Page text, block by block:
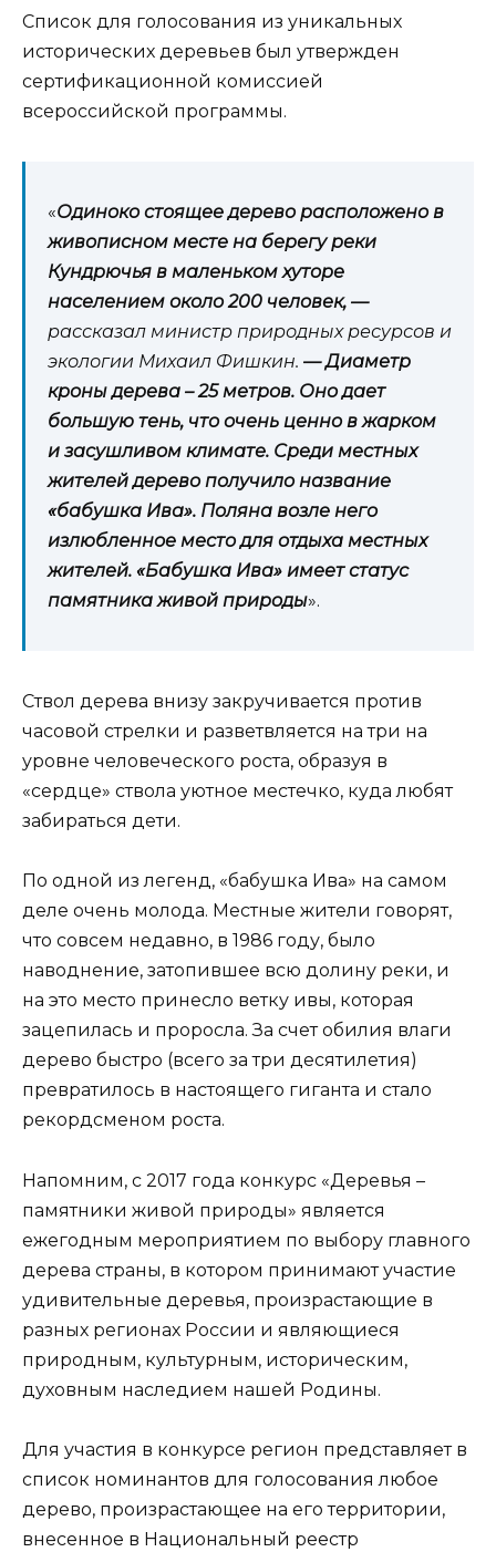
Список для голосования из уникальных
исторических деревьев был утвержден
сертификационной комиссией
всероссийской программы.
«Одиноко стоящее дерево расположено в
живописном месте на берегу реки
Кундрючья в маленьком хуторе
населением около 200 человек, —
рассказал министр природных ресурсов и
экологии Михаил Фишкин. — Диаметр
кроны дерева – 25 метров. Оно дает
большую тень, что очень ценно в жарком
и засушливом климате. Среди местных
жителей дерево получило название
«бабушка Ива». Поляна возле него
излюбленное место для отдыха местных
жителей. «Бабушка Ива» имеет статус
памятника живой природы».
Ствол дерева внизу закручивается против
часовой стрелки и разветвляется на три на
уровне человеческого роста, образуя в
«сердце» ствола уютное местечко, куда любят
забираться дети.
По одной из легенд, «бабушка Ива» на самом
деле очень молода. Местные жители говорят,
что совсем недавно, в 1986 году, было
наводнение, затопившее всю долину реки, и
на это место принесло ветку ивы, которая
зацепилась и проросла. За счет обилия влаги
дерево быстро (всего за три десятилетия)
превратилось в настоящего гиганта и стало
рекордсменом роста.
Напомним, с 2017 года конкурс «Деревья –
памятники живой природы» является
ежегодным мероприятием по выбору главного
дерева страны, в котором принимают участие
удивительные деревья, произрастающие в
разных регионах России и являющиеся
природным, культурным, историческим,
духовным наследием нашей Родины.
Для участия в конкурсе регион представляет в
список номинантов для голосования любое
дерево, произрастающее на его территории,
внесенное в Национальный реестр